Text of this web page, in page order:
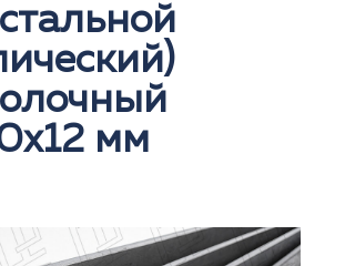
+7(937)093-85-01
Горячая линия
мм